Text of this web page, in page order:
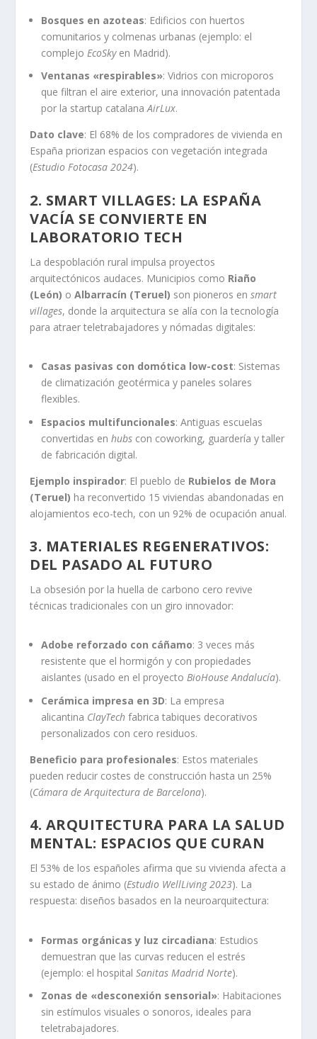
Bosques en azoteas: Edificios con huertos
comunitarios y colmenas urbanas (ejemplo: el
complejo EcoSkyen Madrid).
Ventanas «respirables»: Vidrios con microporos
que filtran el aire exterior, una innovación patentada
por la startup catalanaAirLux.
Dato clave: El 68% de los compradores de vivienda en
España priorizan espacios con vegetación integrada
(Estudio Fotocasa 2024).
2. SMART VILLAGES: LA ESPAÑA
VACÍA SE CONVIERTE EN
LABORATORIO TECH
La despoblación rural impulsa proyectos
arquitectónicos audaces. Municipios como Riaño
(León) oAlbarracín (Teruel) son pioneros ensmart
villages, donde la arquitectura se alía con la tecnología
para atraer teletrabajadores y nómadas digitales:
Casas pasivas con domótica low-cost: Sistemas
de climatización geotérmica y paneles solares
flexibles.
Espacios multifuncionales: Antiguas escuelas
convertidas enhubs con coworking, guardería y taller
de fabricación digital.
Ejemplo inspirador: El pueblo de Rubielos de Mora
(Teruel) ha reconvertido 15 viviendas abandonadas en
alojamientos eco-tech, con un 92% de ocupación anual.
3. MATERIALES REGENERATIVOS:
DEL PASADO AL FUTURO
La obsesión por la huella de carbono cero revive
técnicas tradicionales con un giro innovador:
Adobe reforzado con cáñamo: 3 veces más
resistente que el hormigón y con propiedades
aislantes (usado en el proyectoBioHouse Andalucía).
Cerámica impresa en 3D: La empresa
alicantina ClayTech fabrica tabiques decorativos
personalizados con cero residuos.
Beneficio para profesionales: Estos materiales
pueden reducir costes de construcción hasta un 25%
(Cámara de Arquitectura de Barcelona).
4. ARQUITECTURA PARA LA SALUD
MENTAL: ESPACIOS QUE CURAN
El 53% de los españoles afirma que su vivienda afecta a
su estado de ánimo (Estudio WellLiving 2023). La
respuesta: diseños basados en la neuroarquitectura:
Formas orgánicas y luz circadiana: Estudios
demuestran que las curvas reducen el estrés
(ejemplo: el hospitalSanitas Madrid Norte).
Zonas de «desconexión sensorial»: Habitaciones
sin estímulos visuales o sonoros, ideales para
teletrabajadores.